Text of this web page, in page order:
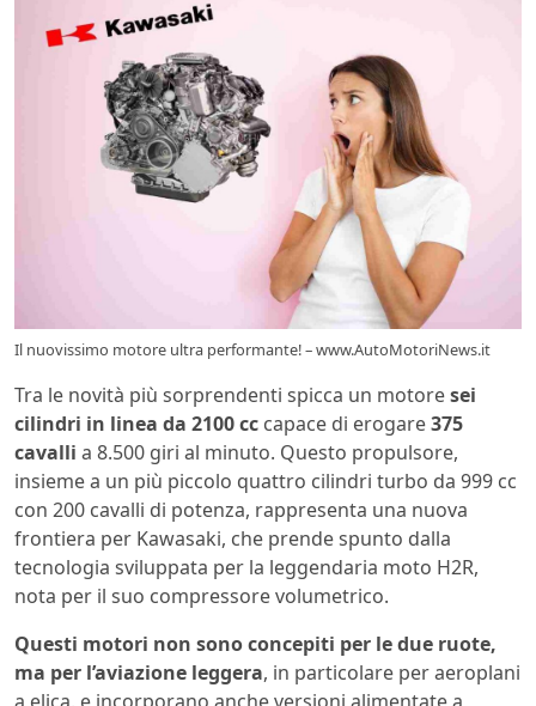
Il nuovissimo motore ultra performante! – www.AutoMotoriNews.it
Tra le novità più sorprendenti spicca un motoresei
cilindri in linea da 2100 cc capace di erogare375
cavalli a 8.500 giri al minuto. Questo propulsore,
insieme a un più piccolo quattro cilindri turbo da 999 cc
con 200 cavalli di potenza, rappresenta una nuova
frontiera per Kawasaki, che prende spunto dalla
tecnologia sviluppata per la leggendaria moto H2R,
nota per il suo compressore volumetrico.
Questi motori non sono concepiti per le due ruote,
ma per l’aviazione leggera, in particolare per aeroplani